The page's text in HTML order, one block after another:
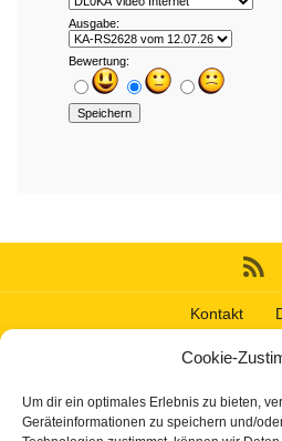
Cookie-
Um dir ein optimales Erlebnis zu bieten,
Geräteinformationen zu speichern und/
Kontakt
Graphene Themes .